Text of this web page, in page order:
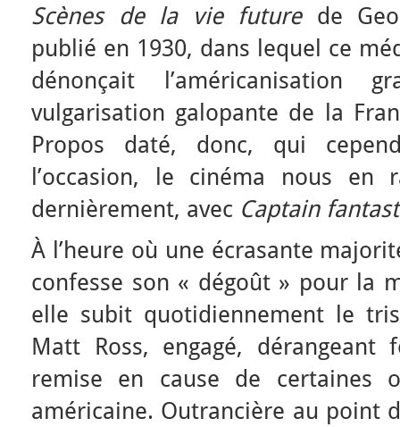
Scènes de la vie future de
publié en 1930, dans lequel ce
dénonçait l’américanisation
vulgarisation galopante de la
Propos daté, donc, qui
l’occasion, le cinéma nous en
dernièrement, avec Captain
À l’heure où une écrasante
confesse son « dégoût » pour la
elle subit quotidiennement le
Matt Ross, engagé,
remise en cause de certaines
américaine. Outrancière au point